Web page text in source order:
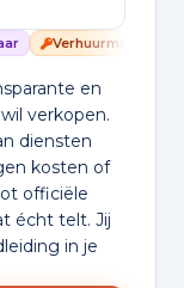
Verhuurmakelaar
en
verkopen.
diensten
kosten of
officiële
écht telt. Jij
in je